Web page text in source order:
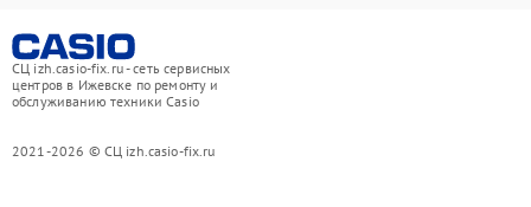
СЦ izh.casio-fix.ru - сеть сервисных
центров в Ижевске по ремонту и
обслуживанию техники Casio
2021-2026 © СЦ izh.casio-fix.ru